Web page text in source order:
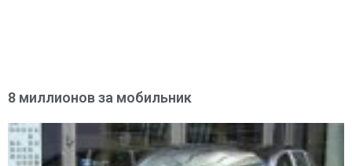
8 миллионов за мобильник